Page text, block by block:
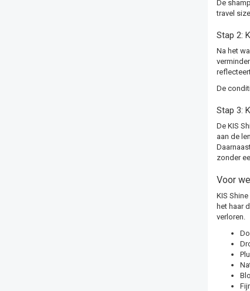
De
travel
Stap 2:
Na het
De
Stap 3:
De KIS
aan de
zonder
Voor
KIS
het haar
verloren.